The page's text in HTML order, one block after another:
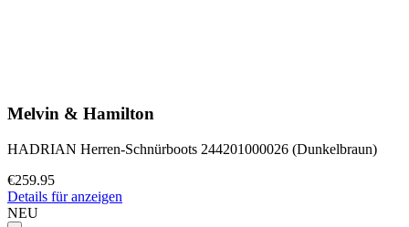
Melvin & Hamilton
HADRIAN Herren-Schnürboots 244201000026 (Dunkelbraun)
€259.95
Details für anzeigen
NEU